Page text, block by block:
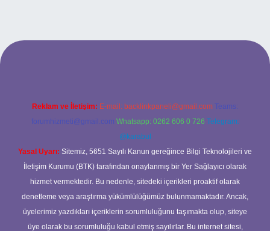
https://www.tulipbet.online/
Reklam ve İletişim: E-mail: backlinkpaneli@gmail.com Teams:
forumhizmeti@gmail.com Whatsapp: 0262 606 0 726 Telegram:
@karabul
Yasal Uyarı: Sitemiz, 5651 Sayılı Kanun gereğince Bilgi Teknolojileri ve
İletişim Kurumu (BTK) tarafından onaylanmış bir Yer Sağlayıcı olarak
hizmet vermektedir. Bu nedenle, sitedeki içerikleri proaktif olarak
denetleme veya araştırma yükümlülüğümüz bulunmamaktadır. Ancak,
üyelerimiz yazdıkları içeriklerin sorumluluğunu taşımakta olup, siteye
üye olarak bu sorumluluğu kabul etmiş sayılırlar. Bu internet sitesi,